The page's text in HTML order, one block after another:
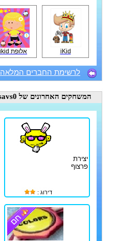
iKid אלופת ikid
לרשימת החברים המלאה
המשחקים האחרונים של savs0
יצירת
פרצוף
דירוג :